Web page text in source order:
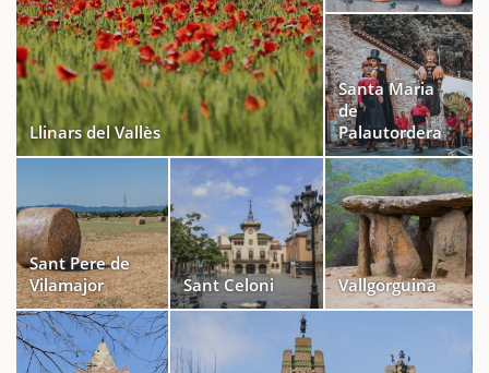
Llinars del Vallès
Santa Maria
de
Palautordera
Sant Pere de
Vilamajor
Sant Celoni Vallgorguina